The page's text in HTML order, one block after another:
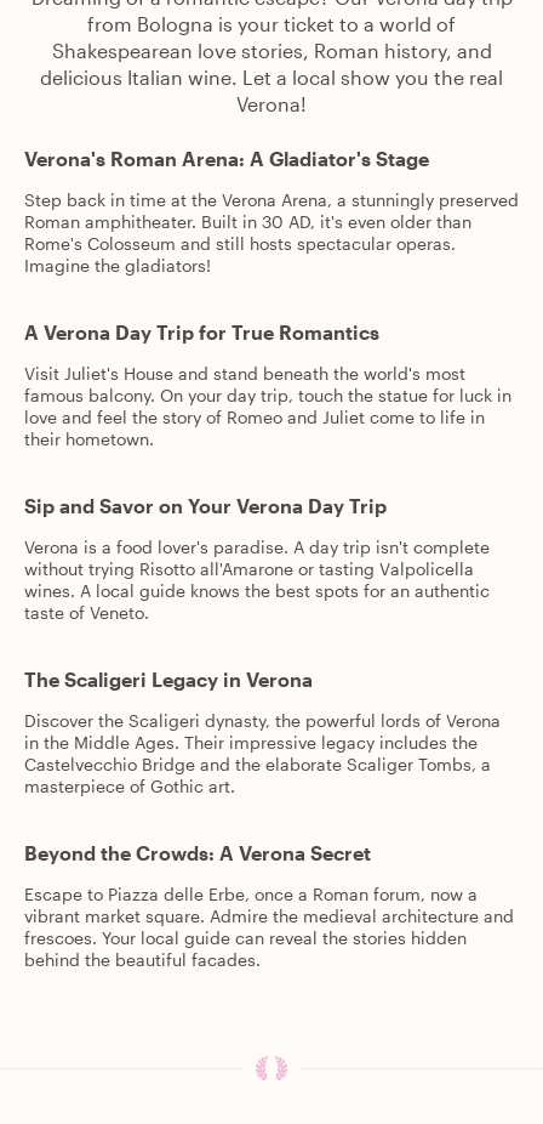
from Bologna is your ticket to a world of
Shakespearean love stories, Roman history, and
delicious Italian wine. Let a local show you the real
Verona!
Verona's Roman Arena: A Gladiator's Stage
Step back in time at the Verona Arena, a stunningly preserved
Roman amphitheater. Built in 30 AD, it's even older than
Rome's Colosseum and still hosts spectacular operas.
Imagine the gladiators!
A Verona Day Trip for True Romantics
Visit Juliet's House and stand beneath the world's most
famous balcony. On your day trip, touch the statue for luck in
love and feel the story of Romeo and Juliet come to life in
their hometown.
Sip and Savor on Your Verona Day Trip
Verona is a food lover's paradise. A day trip isn't complete
without trying Risotto all'Amarone or tasting Valpolicella
wines. A local guide knows the best spots for an authentic
taste of Veneto.
The Scaligeri Legacy in Verona
Discover the Scaligeri dynasty, the powerful lords of Verona
in the Middle Ages. Their impressive legacy includes the
Castelvecchio Bridge and the elaborate Scaliger Tombs, a
masterpiece of Gothic art.
Beyond the Crowds: A Verona Secret
Escape to Piazza delle Erbe, once a Roman forum, now a
vibrant market square. Admire the medieval architecture and
frescoes. Your local guide can reveal the stories hidden
behind the beautiful facades.